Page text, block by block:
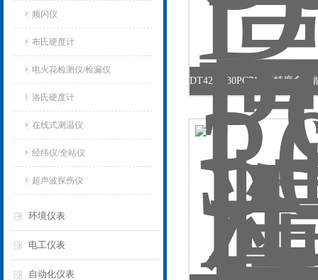
频闪仪
布氏硬度计
电火花检测仪/检漏仪
洛氏硬度计
在线式测温仪
经纬仪/全站仪
超声波探伤仪
环境仪表
电工仪表
自动化仪表
DT4282-30PC710高精度多功